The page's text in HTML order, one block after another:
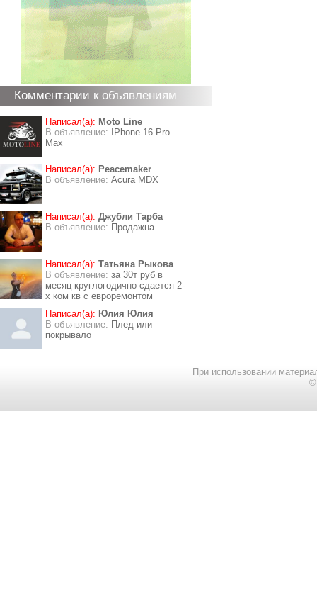
Комментарии к объявлениям
Написал(а): Moto Line
В объявление:
IPhone 16 Pro
Max
Написал(а): Peacemaker
В объявление: Acura MDX
Написал(а): Джубли Тарба
В объявление: Продажна
Написал(а): Татьяна Рыкова
В объявление: за 30т руб в
месяц круглогодично сдается 2-
х ком кв с евроремонтом
Написал(а): Юлия Юлия
В объявление: Плед или
покрывало
При использовании